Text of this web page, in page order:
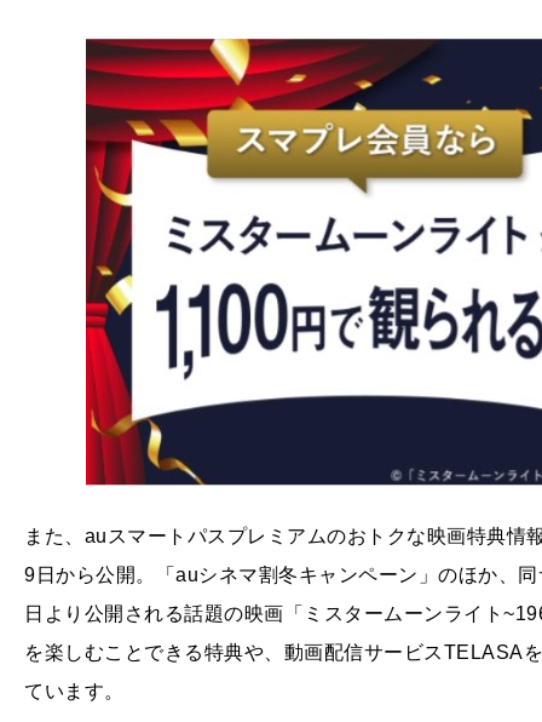
また、auスマートパスプレミアムのおトクな映画特典
9日から公開。「auシネマ割冬キャンペーン」のほか、
日より公開される話題の映画「ミスタームーンライト
を楽しむことできる特典や、動画配信サービスTELASA
ています。